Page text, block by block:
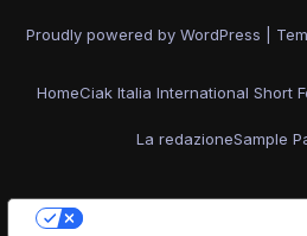
Proudly powered by WordPress
HomeCiak Italia International Short
La redazioneSample